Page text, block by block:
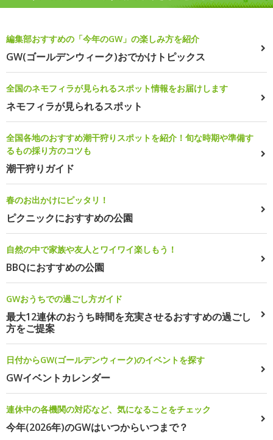
編集部おすすめの「今年のGW」の楽しみ方を紹介
GW(ゴールデンウィーク)おでかけトピックス
全国のネモフィラが見られるスポット情報をお届けします
ネモフィラが見られるスポット
全国各地のおすすめ潮干狩りスポットを紹介！旬な時期や準備す
るもの採り方のコツも
潮干狩りガイド
春のお出かけにピッタリ！
ピクニックにおすすめの公園
自然の中で家族や友人とワイワイ楽しもう！
BBQにおすすめの公園
GWおうちでの過ごし方ガイド
最大12連休のおうち時間を充実させるおすすめの過ごし
方をご提案
日付からGW(ゴールデンウィーク)のイベントを探す
GWイベントカレンダー
連休中の各機関の対応など、気になることをチェック
今年(2026年)のGWはいつからいつまで？